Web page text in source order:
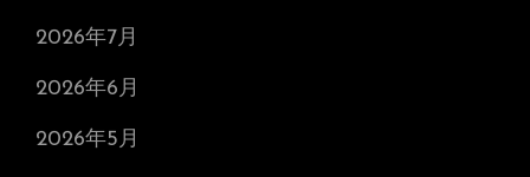
2026年7月
2026年6月
2026年5月